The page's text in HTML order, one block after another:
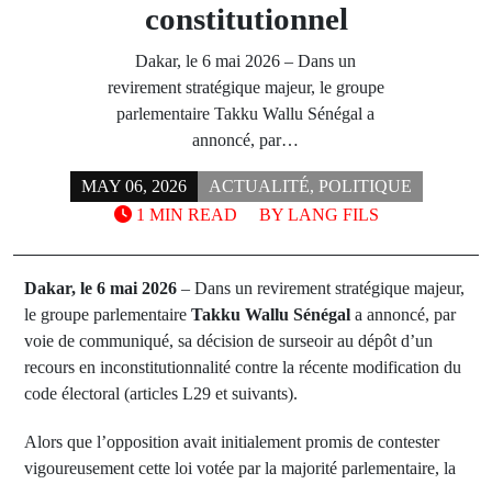
constitutionnel
Dakar, le 6 mai 2026 – Dans un
revirement stratégique majeur, le groupe
parlementaire Takku Wallu Sénégal a
annoncé, par…
MAY 06, 2026 ACTUALITÉ, POLITIQUE
BY LANG FILS
1 MIN READ
Dakar, le 6 mai 2026 – Dans un revirement stratégique majeur,
le groupe parlementaire Takku Wallu Sénégal a annoncé, par
voie de communiqué, sa décision de surseoir au dépôt d’un
recours en inconstitutionnalité contre la récente modification du
code électoral (articles L29 et suivants).
Alors que l’opposition avait initialement promis de contester
vigoureusement cette loi votée par la majorité parlementaire, la